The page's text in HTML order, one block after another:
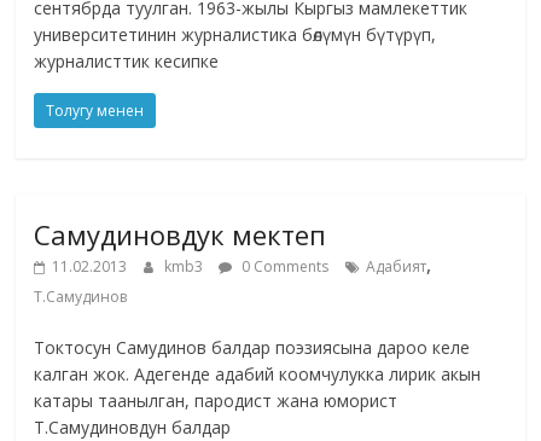
сентябрда туулган. 1963-жылы Кыргыз мамлекеттик
университетинин журналистика бөлүмүн бүтүрүп,
журналисттик кесипке
Толугу менен
Самудиновдук мектеп
11.02.2013 kmb3 0 Comments Адабият,
Т.Самудинов
Токтосун Самудинов балдар поэзиясына дароо келе
калган жок. Адегенде адабий коомчулукка лирик акын
катары таанылган, пародист жана юморист
Т.Самудиновдун балдар